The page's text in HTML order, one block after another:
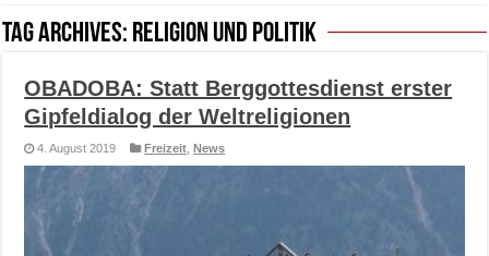
Tag Archives: Religion und Politik
OBADOBA: Statt Berggottesdienst erster
Gipfeldialog der Weltreligionen
4. August 2019 Freizeit ,News